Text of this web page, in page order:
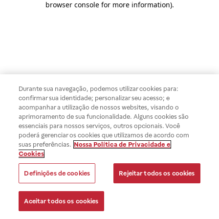
browser console for more information).
Durante sua navegação, podemos utilizar cookies para:
confirmar sua identidade; personalizar seu acesso; e
acompanhar a utilização de nossos websites, visando o
aprimoramento de sua funcionalidade. Alguns cookies são
essenciais para nossos serviços, outros opcionais. Você
poderá gerenciar os cookies que utilizamos de acordo com
suas preferências. Nossa Política de Privacidade e
Cookies
Definições de cookies Rejeitar todos os cookies
Aceitar todos os cookies